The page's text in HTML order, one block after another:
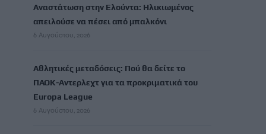
Αναστάτωση στην Ελούντα: Ηλικιωμένος
απειλούσε να πέσει από μπαλκόνι
6 Αυγούστου, 2026
Αθλητικές μεταδόσεις: Πού θα δείτε το
ΠΑΟΚ-Αντερλεχτ για τα προκριματικά του
Europa League
6 Αυγούστου, 2026